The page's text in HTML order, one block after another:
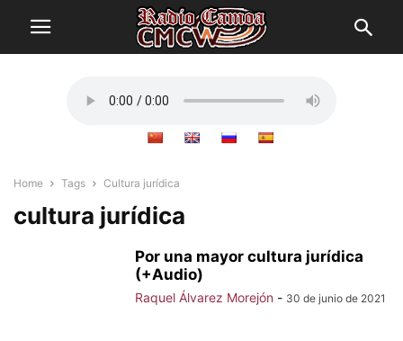
Home Tags Cultura jurídica
cultura jurídica
Por una mayor cultura jurídica
(+Audio)
Raquel Álvarez Morejón - 30 de junio de 2021